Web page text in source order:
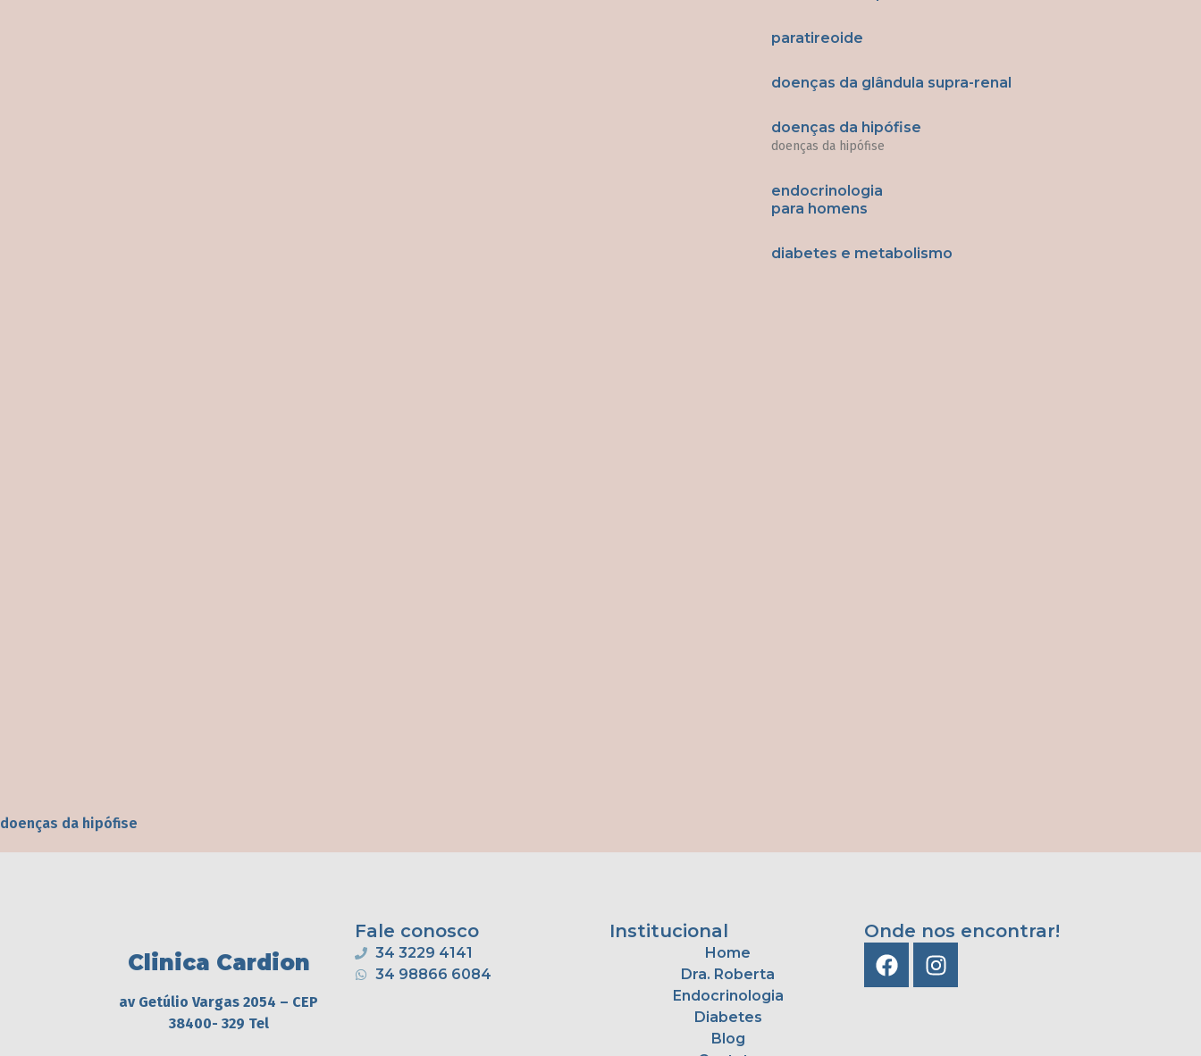
paratireoide
doenças da glândula supra-renal
doenças da hipófise
doenças da hipófise
endocrinologia
para homens
diabetes e metabolismo
doenças da hipófise
Clinica Cardion
av Getúlio Vargas 2054 – CEP
38400- 329 Tel
Fale conosco
34 3229 4141
34 98866 6084
Institucional
Home
Dra. Roberta
Endocrinologia
Diabetes
Blog
Onde nos encontrar!